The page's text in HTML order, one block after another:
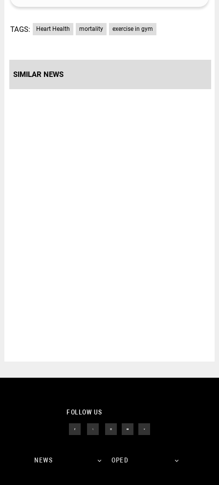
TAGS: Heart Health mortality exercise in gym
SIMILAR NEWS
FOLLOW US
NEWS OPED